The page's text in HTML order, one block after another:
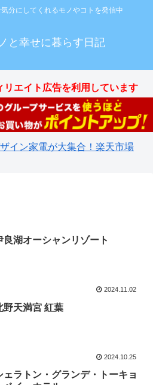
分にしてくれるモノやコトを発信中
と幸せに暮らす日記
リエイト広告を利用しています
イン家電が大集合！楽天市場
良湖オーシャンリゾート
2024.11.02
野天満宮 紅葉
2024.10.25
ェラトン・グランデ・トーキョ